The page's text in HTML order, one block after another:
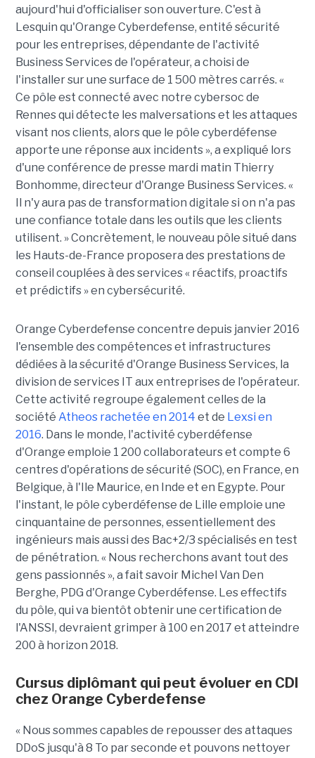
aujourd'hui d'officialiser son ouverture. C'est à
Lesquin qu'Orange Cyberdefense, entité sécurité
pour les entreprises, dépendante de l'activité
Business Services de l'opérateur, a choisi de
l'installer sur une surface de 1 500 mètres carrés. «
Ce pôle est connecté avec notre cybersoc de
Rennes qui détecte les malversations et les attaques
visant nos clients, alors que le pôle cyberdéfense
apporte une réponse aux incidents », a expliqué lors
d'une conférence de presse mardi matin Thierry
Bonhomme, directeur d'Orange Business Services. «
Il n'y aura pas de transformation digitale si on n'a pas
une confiance totale dans les outils que les clients
utilisent. » Concrètement, le nouveau pôle situé dans
les Hauts-de-France proposera des prestations de
conseil couplées à des services « réactifs, proactifs
et prédictifs » en cybersécurité.
Orange Cyberdefense concentre depuis janvier 2016
l'ensemble des compétences et infrastructures
dédiées à la sécurité d'Orange Business Services, la
division de services IT aux entreprises de l'opérateur.
Cette activité regroupe également celles de la
société Atheos rachetée en 2014 et de Lexsi en
2016. Dans le monde, l'activité cyberdéfense
d'Orange emploie 1 200 collaborateurs et compte 6
centres d'opérations de sécurité (SOC), en France, en
Belgique, à l'Ile Maurice, en Inde et en Egypte. Pour
l'instant, le pôle cyberdéfense de Lille emploie une
cinquantaine de personnes, essentiellement des
ingénieurs mais aussi des Bac+2/3 spécialisés en test
de pénétration. « Nous recherchons avant tout des
gens passionnés », a fait savoir Michel Van Den
Berghe, PDG d'Orange Cyberdéfense. Les effectifs
du pôle, qui va bientôt obtenir une certification de
l'ANSSI, devraient grimper à 100 en 2017 et atteindre
200 à horizon 2018.
Cursus diplômant qui peut évoluer en CDI
chez Orange Cyberdefense
« Nous sommes capables de repousser des attaques
DDoS jusqu'à 8 To par seconde et pouvons nettoyer